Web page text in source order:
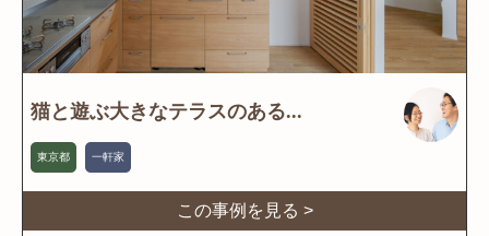
猫と遊ぶ大きなテラスのある...
東京都 一軒家
この事例を見る >